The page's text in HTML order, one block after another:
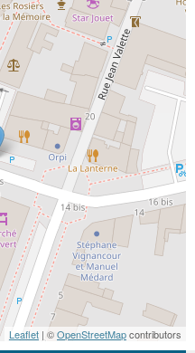
Leaflet | ©OpenStreetMapcontributors